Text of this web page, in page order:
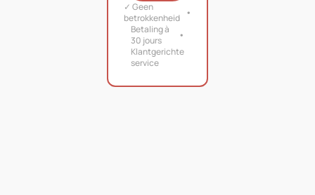
✓ Geen
betrokkenheid
Betaling à
30 jours
Klantgerichte
service